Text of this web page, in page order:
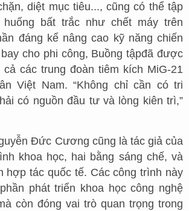
diệt mục tiêu..., cũng có thể tập
bất trắc như chết máy trên
đáng kể nâng cao kỹ năng chiến
cho phi công, Buồng tậpđã được
các trung đoàn tiêm kích MiG-21
Việt Nam. “Không chỉ cần có tri
có nguồn đầu tư và lòng kiên trì,”
Đức Cương cũng là tác giả của
khoa học, hai bằng sáng chế, và
hợp tác quốc tế. Các công trình này
phát triển khoa học công nghệ
còn đóng vai trò quan trọng trong